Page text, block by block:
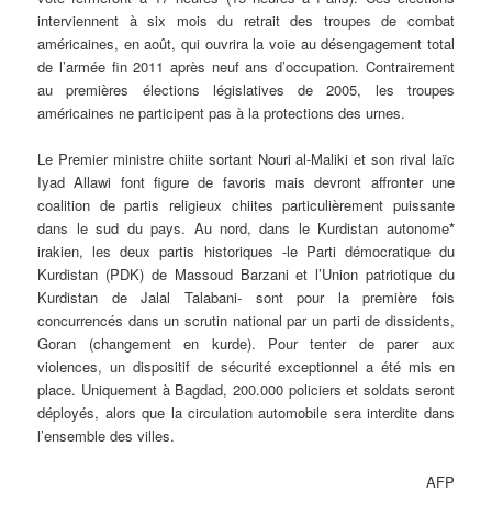
interviennent à six mois du retrait des troupes de combat
américaines, en août, qui ouvrira la voie au désengagement total
de l’armée fin 2011 après neuf ans d’occupation. Contrairement
au premières élections législatives de 2005, les troupes
américaines ne participent pas à la protections des urnes.
Le Premier ministre chiite sortant Nouri al-Maliki et son rival laïc
Iyad Allawi font figure de favoris mais devront affronter une
coalition de partis religieux chiites particulièrement puissante
dans le sud du pays. Au nord, dans le Kurdistan autonome*
irakien, les deux partis historiques -le Parti démocratique du
Kurdistan (PDK) de Massoud Barzaniet l’Union patriotique du
Kurdistan de Jalal Talabani- sont pour la première fois
concurrencés dans un scrutin national par un parti de dissidents,
Goran (changement en kurde). Pour tenter de parer aux
violences, un dispositif de sécurité exceptionnel a été mis en
place. Uniquement à Bagdad, 200.000 policiers et soldats seront
déployés, alors que la circulation automobile sera interdite dans
l’ensemble des villes.
AFP